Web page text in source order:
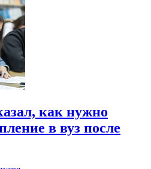
как нужно
в вуз после